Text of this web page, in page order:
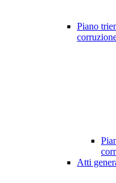
Piano
Atti